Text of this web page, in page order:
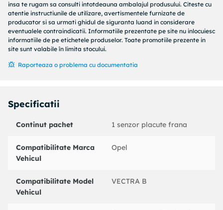
Tip frina : frana disc
Lungime contact avertizare [mm] : 660
De la numar serie sasiu : X1000001
Numar bucati necesare : 2
Partea de montare : punte fata
Coduri echivalente:
OPEL : 90497051
BENDIX : 581376B
BOSCH : 1987474972
DELPHI : LZ0167
FEBI BILSTEIN : 11941
FTE : BZ1017W
HELLA : 8DK355250251
HELLA PAGID : 8DK355250251
insa te rugam sa consulti intotdeauna ambalajul produsului. Citeste cu
atentie instructiunile de utilizare, avertismentele furnizate de
producator si sa urmati ghidul de siguranta luand in considerare
eventualele contraindicatii. Informatiile prezentate pe site nu inlocuiesc
informatiile de pe etichetele produselor. Toate promotiile prezente in
site sunt valabile în limita stocului.
Raporteaza o problema cu documentatia
Specificatii
Continut pachet 1 senzor placute frana
Compatibilitate Marca
Vehicul
Opel
Compatibilitate Model
Vehicul
VECTRA B